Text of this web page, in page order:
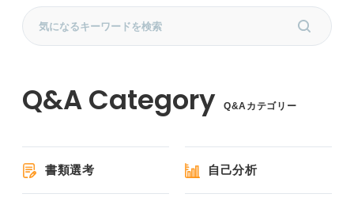
Q&Aカテゴリー
書類選考 自己分析